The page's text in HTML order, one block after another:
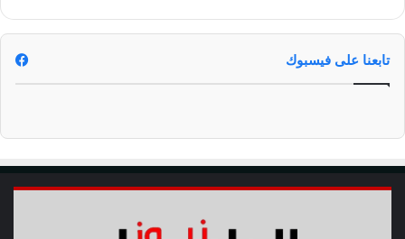
ر
ا
ل
ي
تابعنا على فيسبوك